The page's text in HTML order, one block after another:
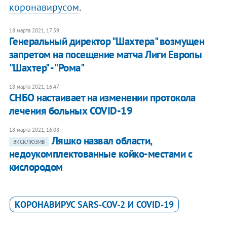
коронавирусом.
18 марта 2021, 17:59
Генеральный директор "Шахтера" возмущен
запретом на посещение матча Лиги Европы
"Шахтер" - "Рома"
18 марта 2021, 16:47
СНБО настаивает на изменении протокола
лечения больных COVID-19
18 марта 2021, 16:08
ЭКСКЛЮЗИВ
Ляшко назвал области,
недоукомплектованные койко-местами с
кислородом
КОРОНАВИРУС SARS-COV-2 И COVID-19